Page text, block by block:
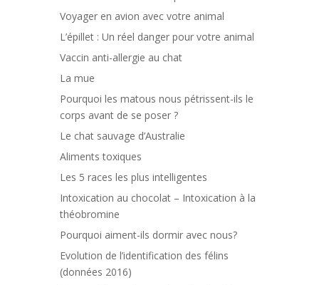
Voyager en avion avec votre animal
L’épillet : Un réel danger pour votre animal
Vaccin anti-allergie au chat
La mue
Pourquoi les matous nous pétrissent-ils le
corps avant de se poser ?
Le chat sauvage d’Australie
Aliments toxiques
Les 5 races les plus intelligentes
Intoxication au chocolat – Intoxication à la
théobromine
Pourquoi aiment-ils dormir avec nous?
Evolution de l’identification des félins
(données 2016)